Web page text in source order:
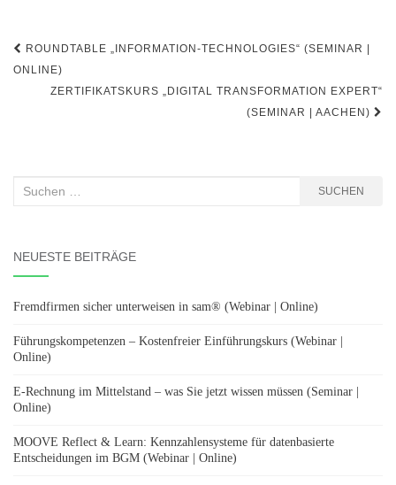
Beitragsnavigation
ROUNDTABLE „INFORMATION-TECHNOLOGIES“ (SEMINAR |
ONLINE)
ZERTIFIKATSKURS „DIGITAL TRANSFORMATION EXPERT“
(SEMINAR | AACHEN)
Suchen
SUCHEN
NEUESTE BEITRÄGE
Fremdfirmen sicher unterweisen in sam® (Webinar | Online)
Führungskompetenzen – Kostenfreier Einführungskurs (Webinar |
Online)
E-Rechnung im Mittelstand – was Sie jetzt wissen müssen (Seminar |
Online)
MOOVE Reflect & Learn: Kennzahlensysteme für datenbasierte
Entscheidungen im BGM (Webinar | Online)